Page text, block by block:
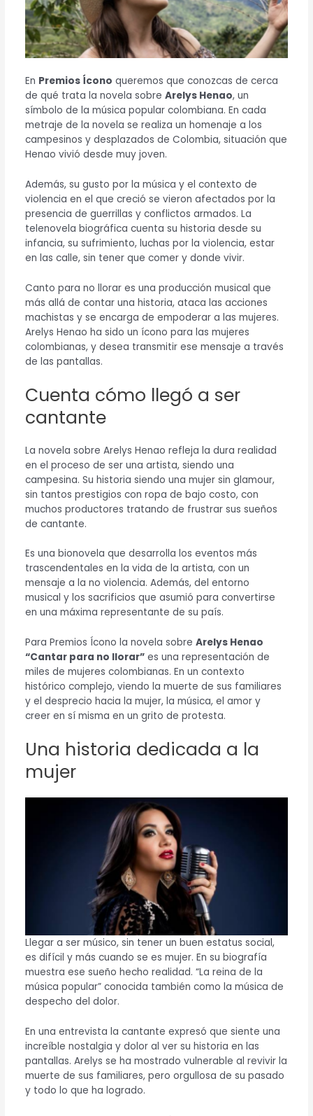
En Premios Ícono queremos que conozcas de cerca
de qué trata la novela sobreArelys Henao, un
símbolo de la música popular colombiana. En cada
metraje de la novela se realiza un homenaje a los
campesinos y desplazados de Colombia, situación que
Henao vivió desde muy joven.
Además, su gusto por la música y el contexto de
violencia en el que creció se vieron afectados por la
presencia de guerrillas y conflictos armados. La
telenovela biográfica cuenta su historia desde su
infancia, su sufrimiento, luchas por la violencia, estar
en las calle, sin tener que comer y donde vivir.
Canto para no llorar es una producción musical que
más allá de contar una historia, ataca las acciones
machistas y se encarga de empoderar a las mujeres.
Arelys Henao ha sido un ícono para las mujeres
colombianas, y desea transmitir ese mensaje a través
de las pantallas.
Cuenta cómo llegó a ser
cantante
La novela sobre Arelys Henao refleja la dura realidad
en el proceso de ser una artista, siendo una
campesina. Su historia siendo una mujer sin glamour,
sin tantos prestigios con ropa de bajo costo, con
muchos productores tratando de frustrar sus sueños
de cantante.
Es una bionovela que desarrolla los eventos más
trascendentales en la vida de la artista, con un
mensaje a la no violencia. Además, del entorno
musical y los sacrificios que asumió para convertirse
en una máxima representante de su país.
Para Premios Ícono la novela sobreArelys Henao
“Cantar para no llorar” es una representación de
miles de mujeres colombianas. En un contexto
histórico complejo, viendo la muerte de sus familiares
y el desprecio hacia la mujer, la música, el amor y
creer en sí misma en un grito de protesta.
Una historia dedicada a la
mujer
Llegar a ser músico, sin tener un buen estatus social,
es difícil y más cuando se es mujer. En su biografía
muestra ese sueño hecho realidad. “La reina de la
música popular” conocida también como la música de
despecho del dolor.
En una entrevista la cantante expresó que siente una
increíble nostalgia y dolor al ver su historia en las
pantallas. Arelys se ha mostrado vulnerable al revivir la
muerte de sus familiares, pero orgullosa de su pasado
y todo lo que ha logrado.